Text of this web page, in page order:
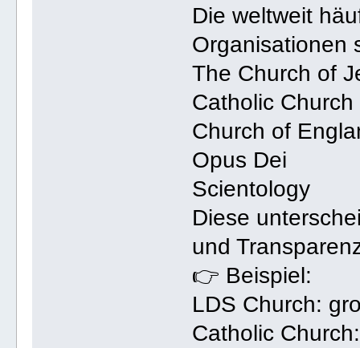
Die weltweit
Organisationen
The Church of
Catholic Church
Church of
Opus Dei
Scientology
Diese
und
👉 Beispiel:
LDS Church:
Catholic